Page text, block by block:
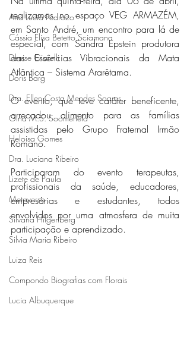
Ana Lúcia Pedrozo
Cássia Elisa Betetto Sciamana
Denise Giarelli
Doris Barg
Dra. Ellen Costa Mendes Soares
Gina M.S. Soomerfeld
Heloisa Gomes
Dra. Luciana Ribeiro
Lizete de Paula
Metaverso
Silvana Hilgenberg
Silvia Maria Ribeiro
Luiza Reis
Compondo Biografias com Florais
Lucia Albuquerque
realizamos no espaço VEG ARMAZÉM,
em Santo André, um encontro para lá de
especial, com Sandra Epstein produtora
das Essências Vibracionais da Mata
Atlântica – Sistema Ararêtama.
O evento, que teve caráter beneficente,
arrecadou alimento para as famílias
assistidas pelo Grupo Fraternal Irmão
Romano.
Participaram do evento terapeutas,
profissionais da saúde, educadores,
empresárias e estudantes, todos
envolvidos por uma atmosfera de muita
participação e aprendizado.